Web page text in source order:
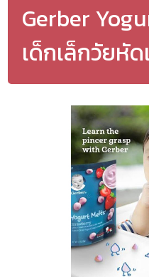
Gerber
เด็กเล็กวัยหั